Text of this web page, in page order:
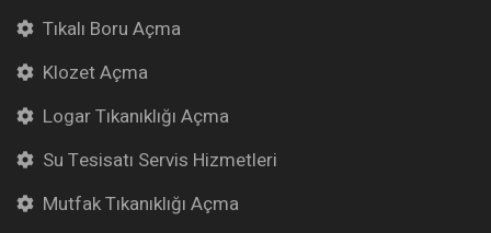
Tıkalı Boru Açma
Klozet Açma
Logar Tıkanıklığı Açma
Su Tesisatı Servis Hizmetleri
Mutfak Tıkanıklığı Açma